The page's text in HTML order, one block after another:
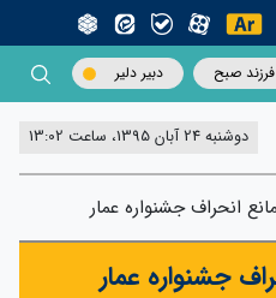
فرزند صبح دبیر دلیر
دوشنبه 24 آبان 1395، ساعت 13:02
انحراف جشنواره عمار
جشنواره عمار